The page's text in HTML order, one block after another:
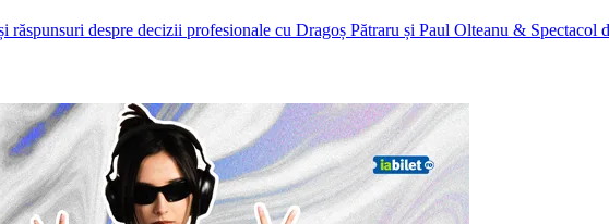
răspunsuri despre decizii profesionale cu Dragoș Pătraru și Paul Olteanu &